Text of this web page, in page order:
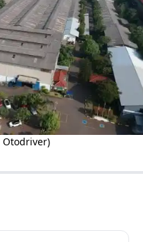
Otodriver)